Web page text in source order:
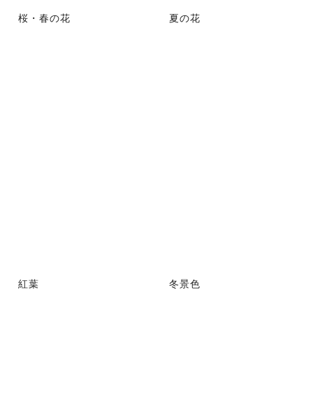
桜・春の花 夏の花
紅葉 冬景色